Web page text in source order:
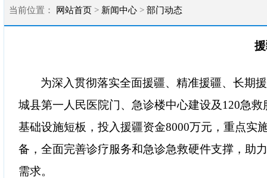
当前位置： 网站首页 > 新闻中心 > 部门动态
为深入贯彻落实全面援疆、精准援疆、长期
城县第一人民医院门、急诊楼中心建设及120急
基础设施短板，投入援疆资金8000万元，重点实
备，全面完善诊疗服务和急诊急救硬件支撑，助
需求。